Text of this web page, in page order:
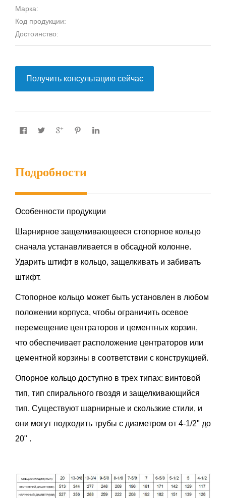
Марка:
Код продукции:
Достоинство:
Получить консультацию сейчас
Подробности
Особенности продукции
Шарнирное защелкивающееся стопорное кольцо
сначала устанавливается в обсадной колонне.
Ударить штифт в кольцо, защелкивать и забивать
штифт.
Стопорное кольцо может быть установлен в любом
положении корпуса, чтобы ограничить осевое
перемещение центраторов и цементных корзин,
что обеспечивает расположение центраторов или
цементной корзины в соответствии с конструкцией.
Опорное кольцо доступно в трех типах: винтовой
тип, тип спирального гвоздя и защелкивающийся
тип. Существуют шарнирные и скользкие стили, и
они могут подходить трубы с диаметром от 4-1/2" до
20" .